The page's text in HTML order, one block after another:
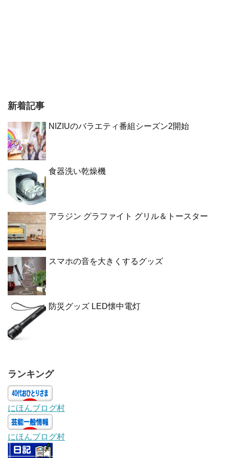
新着記事
NIZIUのバラエティ番組シーズン2開始
食器洗い乾燥機
アラジン グラファイト グリル＆トースター
スマホの音を大きくするグッズ
防災グッズ LED懐中電灯
ランキング
にほんブログ村
にほんブログ村